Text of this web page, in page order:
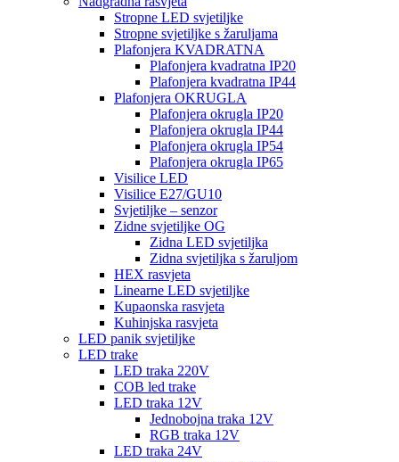
Stropne LED svjetiljke
Stropne svjetiljke s žaruljama
Plafonjera KVADRATNA
Plafonjera kvadratna IP20
Plafonjera kvadratna IP44
Plafonjera OKRUGLA
Plafonjera okrugla IP20
Plafonjera okrugla IP44
Plafonjera okrugla IP54
Plafonjera okrugla IP65
Visilice LED
Visilice E27/GU10
Svjetiljke – senzor
Zidne svjetiljke OG
Zidna LED svjetiljka
Zidna svjetiljka s žaruljom
HEX rasvjeta
Linearne LED svjetiljke
Kupaonska rasvjeta
Kuhinjska rasvjeta
LED panik svjetiljke
LED trake
LED traka 220V
COB led trake
LED traka 12V
Jednobojna traka 12V
RGB traka 12V
LED traka 24V